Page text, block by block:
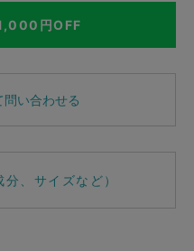
円OFF
問い合わせる
、サイズなど）